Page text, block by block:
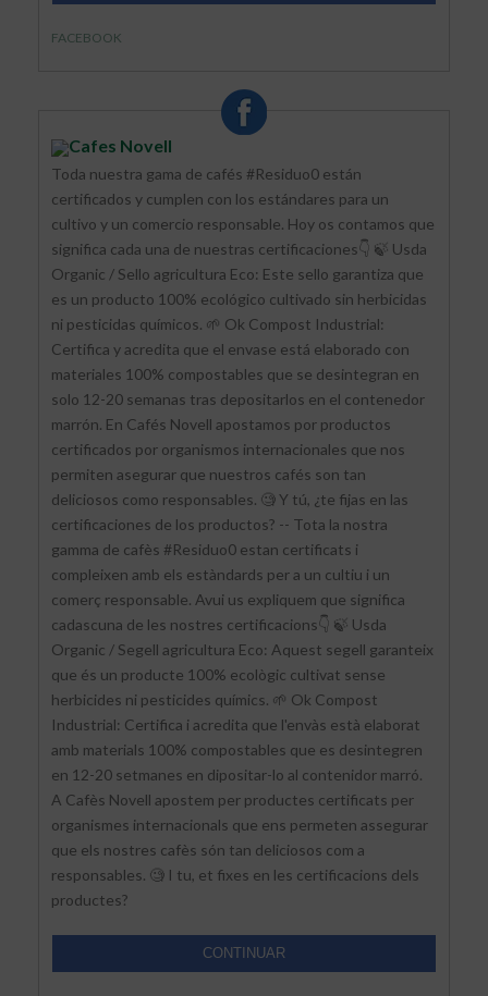
FACEBOOK
Cafes Novell
Toda nuestra gama de cafés #Residuo0 están
certificados y cumplen con los estándares para un
cultivo y un comercio responsable. Hoy os contamos que
significa cada una de nuestras certificaciones👇 🍃 Usda
Organic / Sello agricultura Eco: Este sello garantiza que
es un producto 100% ecológico cultivado sin herbicidas
ni pesticidas químicos. 🌱 Ok Compost Industrial:
Certifica y acredita que el envase está elaborado con
materiales 100% compostables que se desintegran en
solo 12-20 semanas tras depositarlos en el contenedor
marrón. En Cafés Novell apostamos por productos
certificados por organismos internacionales que nos
permiten asegurar que nuestros cafés son tan
deliciosos como responsables. 🧐 Y tú, ¿te fijas en las
certificaciones de los productos? -- Tota la nostra
gamma de cafès #Residuo0 estan certificats i
compleixen amb els estàndards per a un cultiu i un
comerç responsable. Avui us expliquem que significa
cadascuna de les nostres certificacions👇 🍃 Usda
Organic / Segell agricultura Eco: Aquest segell garanteix
que és un producte 100% ecològic cultivat sense
herbicides ni pesticides químics. 🌱 Ok Compost
Industrial: Certifica i acredita que l'envàs està elaborat
amb materials 100% compostables que es desintegren
en 12-20 setmanes en dipositar-lo al contenidor marró.
A Cafès Novell apostem per productes certificats per
organismes internacionals que ens permeten assegurar
que els nostres cafès són tan deliciosos com a
responsables. 🧐 I tu, et fixes en les certificacions dels
productes?
CONTINUAR